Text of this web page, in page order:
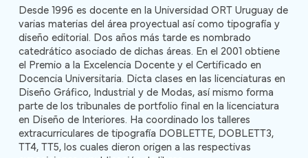
Desde 1996 es docente en la Universidad ORT Uruguay de
varias materias del área proyectual así como tipografía y
diseño editorial. Dos años más tarde es nombrado
catedrático asociado de dichas áreas. En el 2001 obtiene
el Premio a la Excelencia Docente y el Certificado en
Docencia Universitaria. Dicta clases en las licenciaturas en
Diseño Gráfico, Industrial y de Modas, así mismo forma
parte de los tribunales de portfolio final en la licenciatura
en Diseño de Interiores. Ha coordinado los talleres
extracurriculares de tipografía DOBLETTE, DOBLETT3,
TT4, TT5, los cuales dieron origen a las respectivas